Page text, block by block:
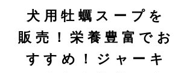
犬用牡蠣スープを
販売！栄養豊富でお
すすめ！ジャーキ